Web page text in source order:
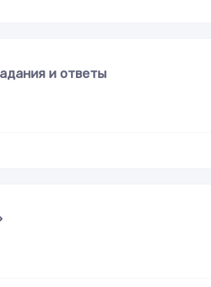
и ответы